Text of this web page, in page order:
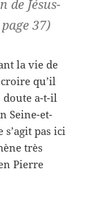
de Jésus-
37)
la vie de
qu’il
doute a-t-il
Seine-et-
s’agit pas ici
très
Pierre